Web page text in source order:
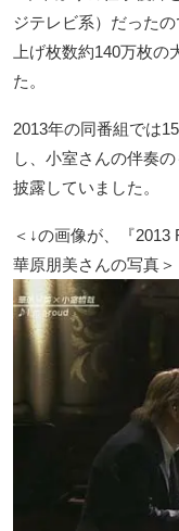
ジテレビ系）だった
上げ枚数約140万枚の
た。
2013年の同番組では
し、小室さんの伴奏
披露していました。
＜↓の画像が、『
華原朋美さんの写真＞